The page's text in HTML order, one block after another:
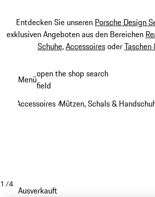
Entdecken Sie unseren Porsche Design
exklusiven Angeboten aus den Bereichen
Schuhe,AccessoiresoderTaschen
Hauptinhalt
Menüopen the shop search
field
Accessoires /Mützen, Schals &
1 /4
Ausverkauft